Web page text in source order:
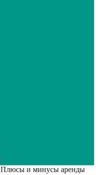
Плюсы и минусы аренды